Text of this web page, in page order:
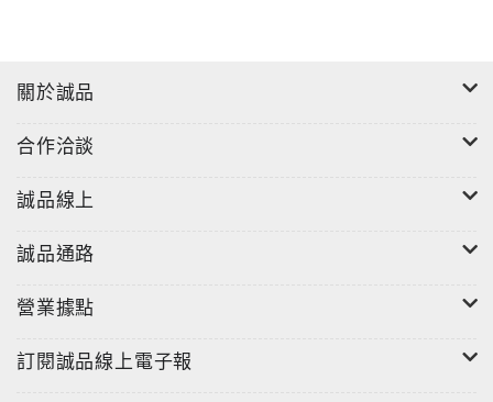
力，這將是在未來社會裡，各領域人才的必備特質。李
人可以在五秒鐘以內的時間裡，對工作中需要思考和決
策的問題做出相應決定，那麼這項工作就有非常大的可
能，會被人工智慧技術全部或部分取代。人工智慧時代
最核心、最有效的學習方法，包括：● 主動挑戰極限●
的能力● 雖然面對面的課堂仍將存在，但互動式的線上
—人」協作，也學習「人—機」協作● 學習要追隨興趣
關於誠品
合作洽談
誠品線上
誠品通路
營業據點
訂閱誠品線上電子報